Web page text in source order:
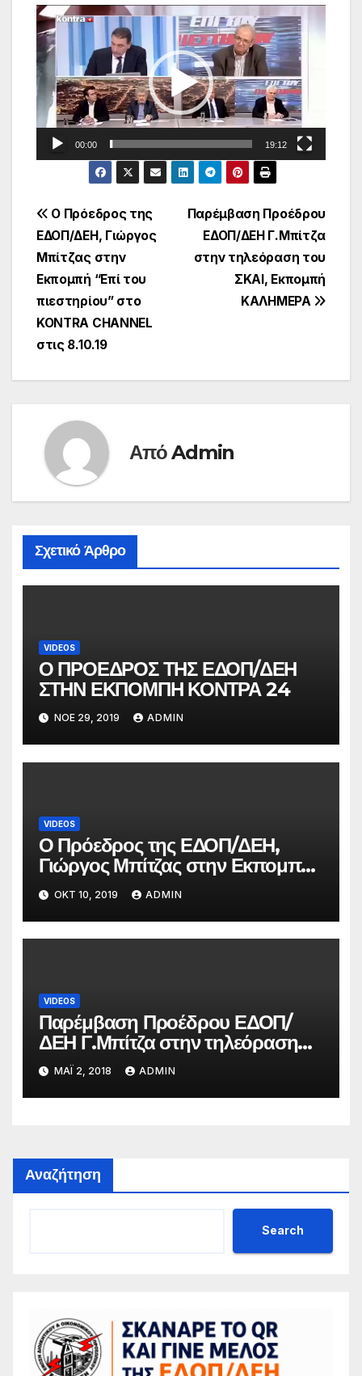
Πρόγραμμα
Αναπαραγωγής
Βίντεο
00:00 19:12
Πλοήγηση
άρθρων
Παρέμβαση Προέδρου
ΕΔΟΠ/ΔΕΗ Γ.Μπίτζα
στην τηλεόραση του
ΣΚΑΙ, Εκπομπή
ΚΑΛΗΜΕΡΑ
Ο Πρόεδρος της
ΕΔΟΠ/ΔΕΗ, Γιώργος
Μπίτζας στην
Εκπομπή “Επί του
πιεστηρίου” στο
KONTRA CHANNEL
στις 8.10.19
ΑπόAdmin
Σχετικό Άρθρο
VIDEOS
Ο ΠΡΟΕΔΡΟΣ ΤΗΣ ΕΔΟΠ/ΔΕΗ
ΣΤΗΝ ΕΚΠΟΜΠΗ ΚΟΝΤΡΑ 24
ΝΟΈ 29, 2019 ADMIN
VIDEOS
Ο Πρόεδρος της ΕΔΟΠ/ΔΕΗ,
Γιώργος Μπίτζας στην Εκπομπή
“Επί του πιεστηρίου” στο
KONTRA CHANNEL στις 8.10.19
ΟΚΤ 10, 2019 ADMIN
VIDEOS
Παρέμβαση Προέδρου ΕΔΟΠ/
ΔΕΗ Γ.Μπίτζα στην τηλεόραση
του ΣΚΑΙ, Εκπομπή ΚΑΛΗΜΕΡΑ
ΜΆΙ 2, 2018 ADMIN
Αναζήτηση
Search